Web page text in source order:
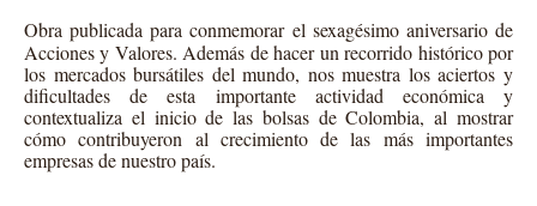
Obra publicada para conmemorar el sexagésimo aniversario de
Acciones y Valores. Además de hacer un recorrido histórico por
los mercados bursátiles del mundo, nos muestra los aciertos y
dificultades de esta importante actividad económica y
contextualiza el inicio de las bolsas de Colombia, al mostrar
cómo contribuyeron al crecimiento de las más importantes
empresas de nuestro país.